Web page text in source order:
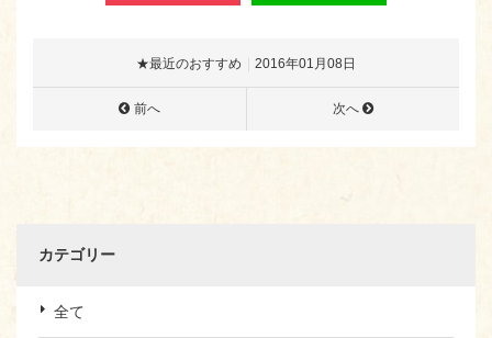
★最近のおすすめ 2016年01月08日
前へ 次へ
カテゴリー
全て